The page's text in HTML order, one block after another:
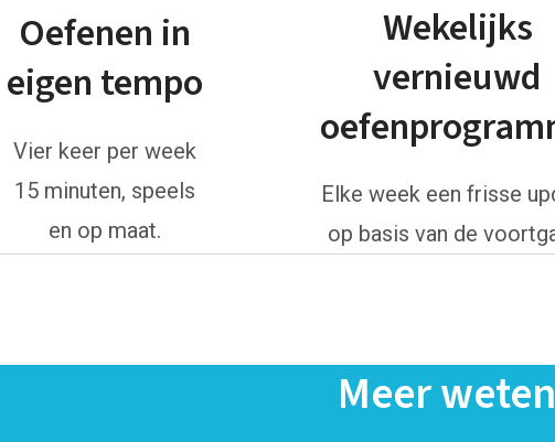
Oefenen in
eigen tempo
Vier keer per week
15 minuten, speels
en op maat.
Wekelijks
vernieuwd
Elke week een frisse
op basis van de
Meer